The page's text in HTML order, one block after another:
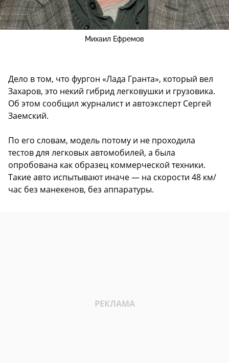
Михаил Ефремов
Дело в том, что фургон «Лада Гранта», который вел
Захаров, это некий гибрид легковушки и грузовика.
Об этом сообщил журналист и автоэксперт Сергей
Заемский.
По его словам, модель потому и не проходила
тестов для легковых автомобилей, а была
опробована как образец коммерческой техники.
Такие авто испытывают иначе — на скорости 48 км/
час без манекенов, без аппаратуры.